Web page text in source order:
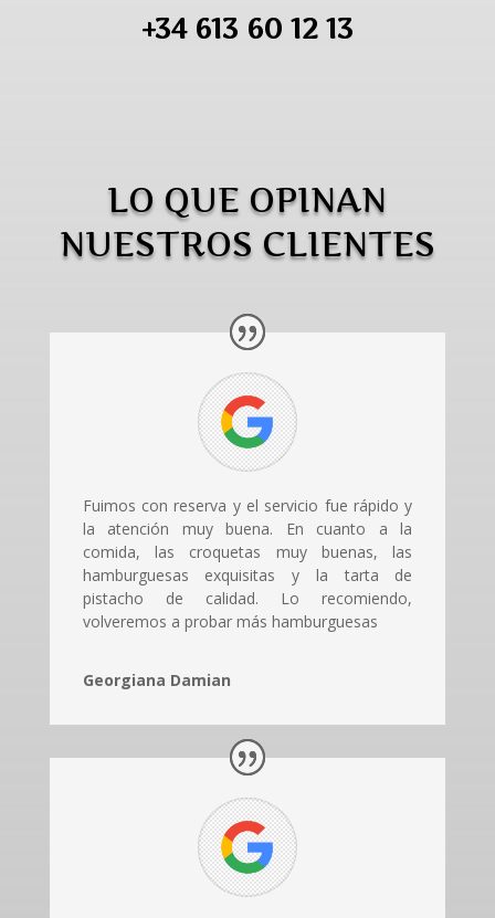
+34 613 60 12 13
LO QUE OPINAN
NUESTROS CLIENTES
Fuimos con reserva y el servicio fue rápido y
la atención muy buena. En cuanto a la
comida, las croquetas muy buenas, las
hamburguesas exquisitas y la tarta de
pistacho de calidad. Lo recomiendo,
volveremos a probar más hamburguesas
Georgiana Damian